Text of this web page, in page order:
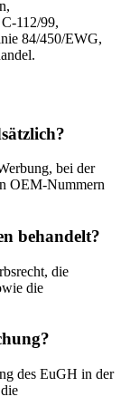
112/99,
84/450/EWG,
bei der
OEM-Nummern
behandelt?
die
die
des EuGH in der